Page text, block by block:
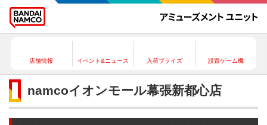
店舗情報 イベント&ニュース 入荷プライズ 設置ゲーム機
namcoイオンモール幕張新都心店